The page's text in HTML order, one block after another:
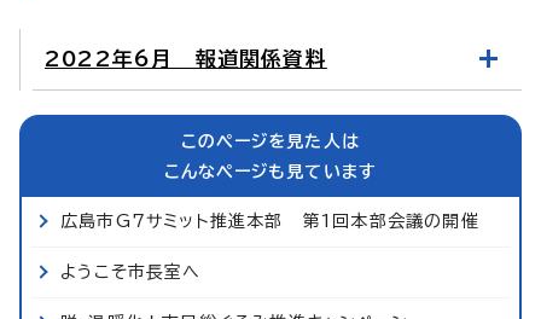
2022年6月 報道関係資料
このページを見た人は
こんなページも見ています
広島市G7サミット推進本部 第1回本部会議の開催
ようこそ市長室へ